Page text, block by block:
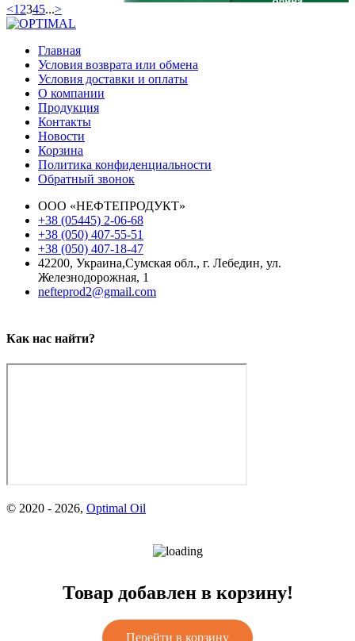
Oптимал ТМ-4-12
механических коробок передач,...
Oптимал 85W140
Всесезонное трансмиссионное масло OPTIMAL 85W140 для
<1 2345...>
Главная
Условия возврата или обмена
Условия доставки и оплаты
О компании
Продукция
Контакты
Новости
Корзина
Политика конфиденциальности
Обратный звонок
ООО «НЕФТЕПРОДУКТ»
+38 (05445) 2-06-68
+38 (050) 407-55-51
+38 (050) 407-18-47
42200, Украина,Сумская обл., г. Лебедин, ул.
Железнодорожная, 1
nefteprod2@gmail.com
Как нас найти?
© 2020 - 2026, Optimal Oil
Товар добавлен в корзину!
Перейти в корзину